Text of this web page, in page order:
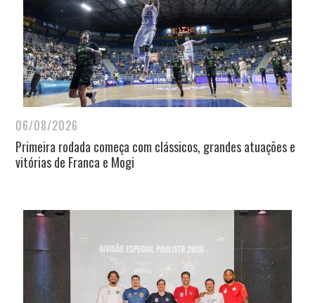
06/08/2026
Primeira rodada começa com clássicos, grandes atuações e
vitórias de Franca e Mogi